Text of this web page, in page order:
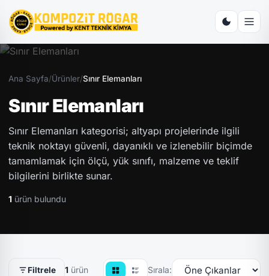
Ana Sayfa/Ürünler/Sınır Elemanları
Sınır Elemanları
Sınır Elemanları kategorisi; altyapı projelerinde ilgili
teknik noktayı güvenli, dayanıklı ve izlenebilir biçimde
tamamlamak için ölçü, yük sınıfı, malzeme ve teklif
bilgilerini birlikte sunar.
1 ürün bulundu
Filtrele 1 ürün Sırala: